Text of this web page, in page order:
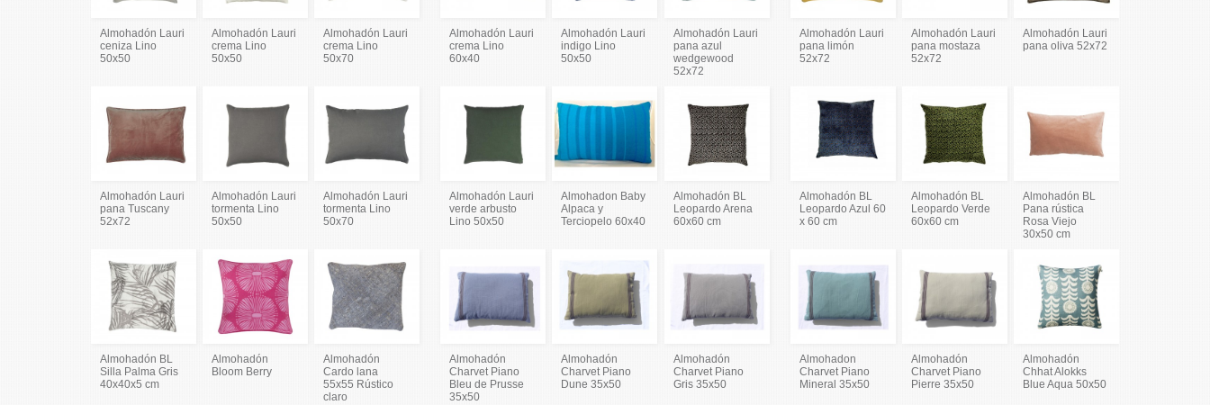
Almohadón Lauri
ceniza Lino
50x50
Almohadón Lauri
crema Lino
50x50
Almohadón Lauri
crema Lino
50x70
Almohadón Lauri
crema Lino
60x40
Almohadón Lauri
indigo Lino
50x50
Almohadón Lauri
pana azul
wedgewood
52x72
Almohadón Lauri
pana limón
52x72
Almohadón Lauri
pana mostaza
52x72
Almohadón Lauri
pana oliva 52x72
Almohadón Lauri
pana Tuscany
52x72
Almohadón Lauri
tormenta Lino
50x50
Almohadón Lauri
tormenta Lino
50x70
Almohadón Lauri
verde arbusto
Lino 50x50
Almohadon Baby
Alpaca y
Terciopelo 60x40
Almohadón BL
Leopardo Arena
60x60 cm
Almohadón BL
Leopardo Azul 60
x 60 cm
Almohadón BL
Leopardo Verde
60x60 cm
Almohadón BL
Pana rústica
Rosa Viejo
30x50 cm
Almohadón BL
Silla Palma Gris
40x40x5 cm
Almohadón
Bloom Berry
Almohadón
Cardo lana
55x55 Rústico
claro
Almohadón
Charvet Piano
Bleu de Prusse
35x50
Almohadón
Charvet Piano
Dune 35x50
Almohadón
Charvet Piano
Gris 35x50
Almohadon
Charvet Piano
Mineral 35x50
Almohadón
Charvet Piano
Pierre 35x50
Almohadón
Chhat Alokks
Blue Aqua 50x50